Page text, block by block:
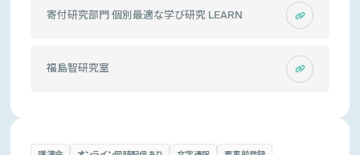
寄付研究部門 個別最適な学び研究 LEARN
福島智研究室